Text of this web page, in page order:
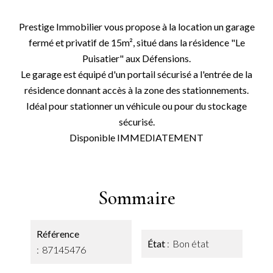
Prestige Immobilier vous propose à la location un garage
fermé et privatif de 15m², situé dans la résidence "Le
Puisatier" aux Défensions.
Le garage est équipé d'un portail sécurisé a l'entrée de la
résidence donnant accès à la zone des stationnements.
Idéal pour stationner un véhicule ou pour du stockage
sécurisé.
Disponible IMMEDIATEMENT
Sommaire
Référence
87145476
État Bon état